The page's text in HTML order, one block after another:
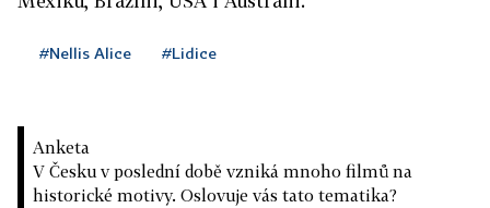
#Nellis Alice #Lidice
Anketa
V Česku v poslední době vzniká mnoho filmů na
historické motivy. Oslovuje vás tato tematika?